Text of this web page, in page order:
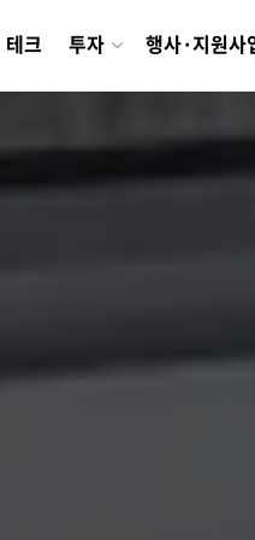
테크 투자 행사·지원사